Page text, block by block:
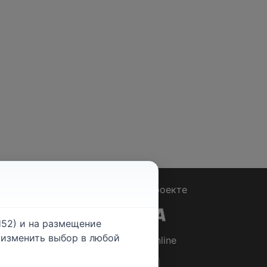
О проекте
© 2026Rabotniki.online
и на размещение
выбор в любой